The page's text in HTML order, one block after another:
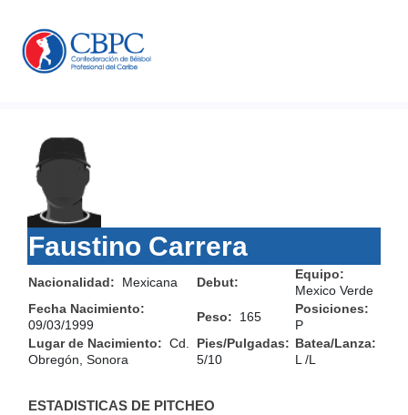
Faustino Carrera
Nacionalidad: Mexicana Debut:
Equipo:
Mexico Verde
Fecha Nacimiento:
09/03/1999
Peso: 165
Posiciones:
P
Lugar de Nacimiento: Cd.
Obregón, Sonora
Pies/Pulgadas:
5/10
Batea/Lanza:
L /L
ESTADISTICAS DE PITCHEO